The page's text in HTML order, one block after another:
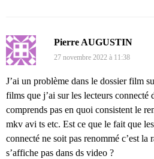
Pierre AUGUSTIN
27 novembre 2022 à 11:38
J’ai un problème dans le dossier film
films que j’ai sur les lecteurs connecté
comprends pas en quoi consistent le
mkv avi ts etc. Est ce que le fait que
connecté ne soit pas renommé c’est
s’affiche pas dans ds video ?